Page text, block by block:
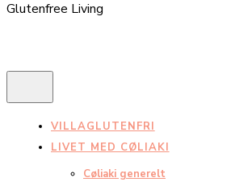
Glutenfree Living
VILLAGLUTENFRI
LIVET MED CØLIAKI
Cøliaki generelt